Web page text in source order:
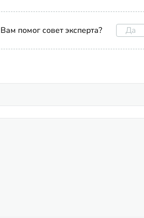
Вам помог совет эксперта? Да